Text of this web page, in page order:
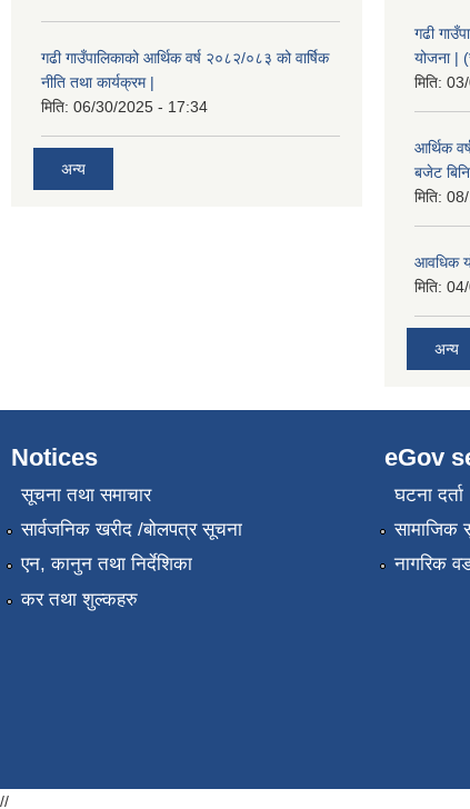
गढी गाउँपालिकाको आर्थिक वर्ष २०८२/०८३ को वार्षिक
नीति तथा कार्यक्रम |
मिति: 06/30/2025 - 17:34
अन्य
गढी
योजना |
मिति:
आर्थिक
बजेट
मिति:
आवधिक
मिति:
अन्य
Notices
सूचना तथा समाचार
सार्वजनिक खरीद /बोलपत्र सूचना
एन, कानुन तथा निर्देशिका
कर तथा शुल्कहरु
eGov
घटना दर्ता
सामाजिक
नागरिक
//